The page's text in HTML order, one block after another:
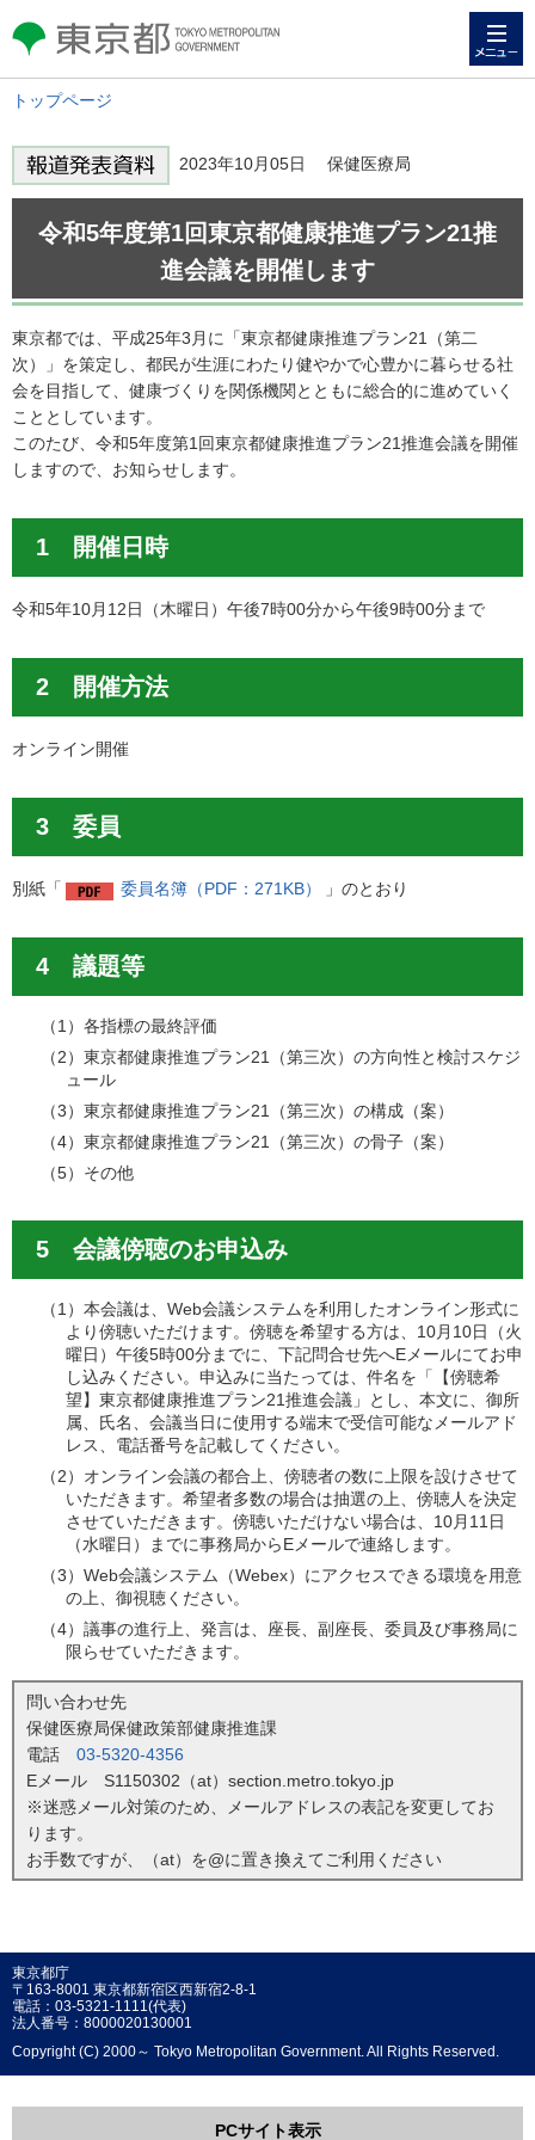
東京都 TOKYO METROPOLITAN
GOVERNMENT
トップページ
2023年10月05日 保健医療局
令和5年度第1回東京都健康推進プラン21推
進会議を開催します
東京都では、平成25年3月に「東京都健康推進プラン21（第二
次）」を策定し、都民が生涯にわたり健やかで心豊かに暮らせる社
会を目指して、健康づくりを関係機関とともに総合的に進めていく
こととしています。
このたび、令和5年度第1回東京都健康推進プラン21推進会議を開催
しますので、お知らせします。
1 開催日時
令和5年10月12日（木曜日）午後7時00分から午後9時00分まで
2 開催方法
オンライン開催
3 委員
別紙「 委員名簿（PDF：271KB） 」のとおり
4 議題等
（1）各指標の最終評価
（2）東京都健康推進プラン21（第三次）の方向性と検討スケジ
ュール
（3）東京都健康推進プラン21（第三次）の構成（案）
（4）東京都健康推進プラン21（第三次）の骨子（案）
（5）その他
5 会議傍聴のお申込み
（1）本会議は、Web会議システムを利用したオンライン形式に
より傍聴いただけます。傍聴を希望する方は、10月10日（火
曜日）午後5時00分までに、下記問合せ先へEメールにてお申
し込みください。申込みに当たっては、件名を「【傍聴希
望】東京都健康推進プラン21推進会議」とし、本文に、御所
属、氏名、会議当日に使用する端末で受信可能なメールアド
レス、電話番号を記載してください。
（2）オンライン会議の都合上、傍聴者の数に上限を設けさせて
いただきます。希望者多数の場合は抽選の上、傍聴人を決定
させていただきます。傍聴いただけない場合は、10月11日
（水曜日）までに事務局からEメールで連絡します。
（3）Web会議システム（Webex）にアクセスできる環境を用意
の上、御視聴ください。
（4）議事の進行上、発言は、座長、副座長、委員及び事務局に
限らせていただきます。
問い合わせ先
保健医療局保健政策部健康推進課
電話 03-5320-4356
Eメール S1150302（at）section.metro.tokyo.jp
※迷惑メール対策のため、メールアドレスの表記を変更してお
ります。
お手数ですが、（at）を@に置き換えてご利用ください
東京都庁
〒163-8001 東京都新宿区西新宿2-8-1
電話：03-5321-1111(代表)
法人番号：8000020130001
Copyright (C) 2000～ Tokyo Metropolitan Government. All Rights Reserved.
PCサイト表示